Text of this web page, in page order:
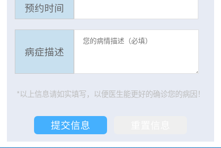
预约时间
病症描述
*以上信息请如实填写，以便医生能更好的确诊您的病因！